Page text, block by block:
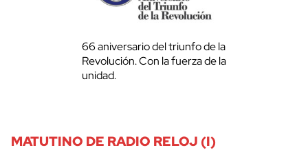
66 aniversario del triunfo de la
Revolución. Con la fuerza de la
unidad.
MATUTINO DE RADIO RELOJ (I)